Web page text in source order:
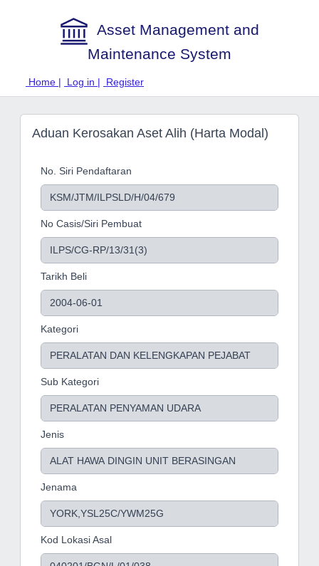
Asset Management and
Maintenance System
Home | Log in | Register
Aduan Kerosakan Aset Alih (Harta Modal)
No. Siri Pendaftaran
No Casis/Siri Pembuat
Tarikh Beli
Kategori
Sub Kategori
Jenis
Jenama
Kod Lokasi Asal